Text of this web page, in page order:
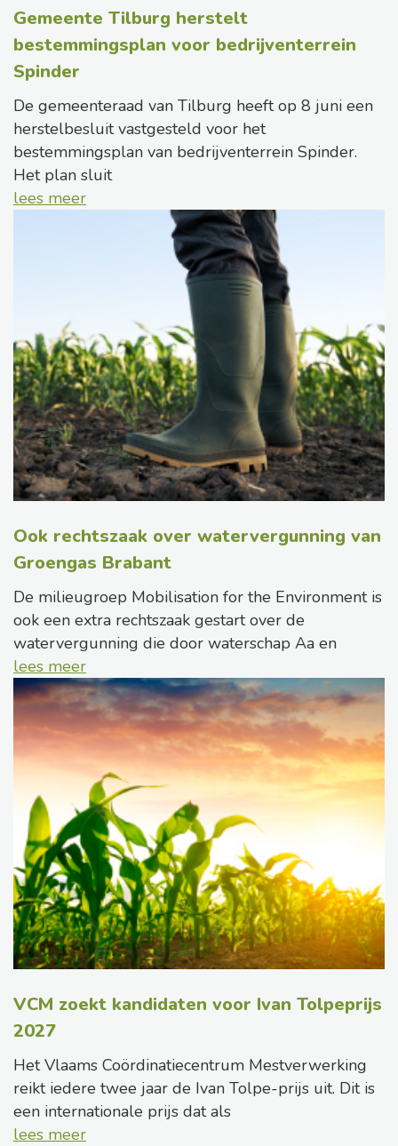
Gemeente Tilburg herstelt
bestemmingsplan voor bedrijventerrein
Spinder
De gemeenteraad van Tilburg heeft op 8 juni een
herstelbesluit vastgesteld voor het
bestemmingsplan van bedrijventerrein Spinder.
Het plan sluit
lees meer
Ook rechtszaak over watervergunning van
Groengas Brabant
De milieugroep Mobilisation for the Environment is
ook een extra rechtszaak gestart over de
watervergunning die door waterschap Aa en
lees meer
VCM zoekt kandidaten voor Ivan Tolpeprijs
2027
Het Vlaams Coördinatiecentrum Mestverwerking
reikt iedere twee jaar de Ivan Tolpe-prijs uit. Dit is
een internationale prijs dat als
lees meer